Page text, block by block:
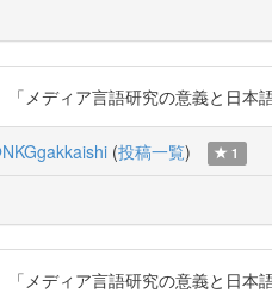
「メディア言語研究の意義と日
(投稿一覧) 1
「メディア言語研究の意義と日